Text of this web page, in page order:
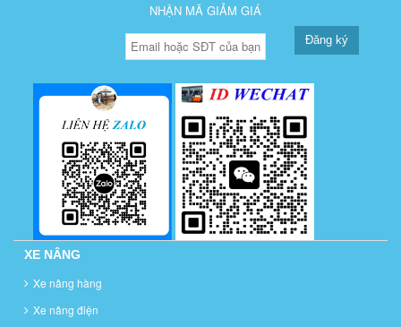
NHẬN MÃ GIẢM GIÁ
Đăng ký
XE NÂNG
Xe nâng hàng
Xe nâng điện